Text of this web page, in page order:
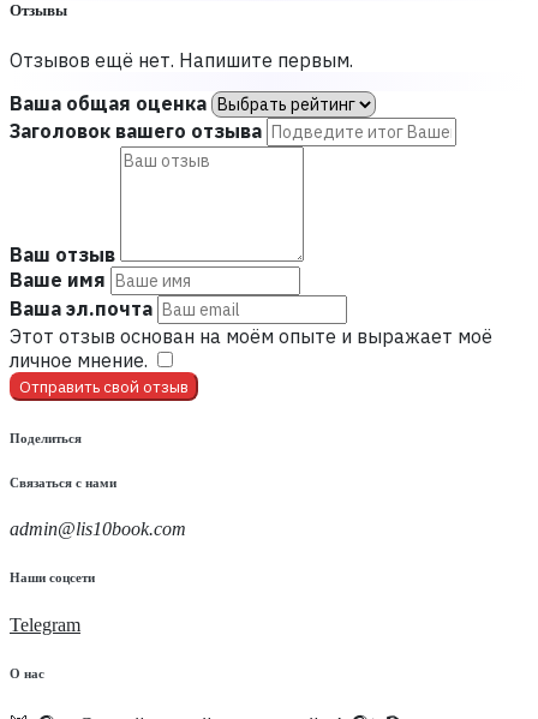
Отзывы
Отзывов ещё нет. Напишите первым.
Ваша общая оценка
Заголовок вашего отзыва
Ваш отзыв
Ваше имя
Ваша эл.почта
Этот отзыв основан на моём опыте и выражает моё
личное мнение.
Отправить свой отзыв
Поделиться
Связаться с нами
admin@lis10book.com
Наши соцсети
Telegram
О нас